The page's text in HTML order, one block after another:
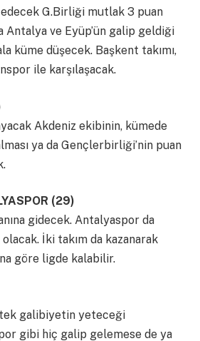
edecek G.Birliği mutlak 3 puan
Antalya ve Eyüp’ün galip geldiği
küme düşecek. Başkent takımı,
ile karşılaşacak.
Akdeniz ekibinin, kümede
ya da Gençlerbirliği’nin puan
(29)
gidecek. Antalyaspor da
İki takım da kazanarak
göre ligde kalabilir.
galibiyetin yeteceği
gibi hiç galip gelemese de ya